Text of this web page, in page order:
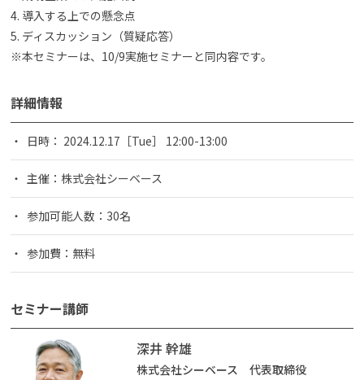
4. 導入する上での懸念点
5. ディスカッション（質疑応答）
※本セミナーは、10/9実施セミナーと同内容です。
詳細情報
日時： 2024.12.17［Tue］ 12:00-13:00
主催：株式会社シーベース
参加可能人数：30名
参加費：無料
セミナー講師
深井 幹雄
株式会社シーベース 代表取締役